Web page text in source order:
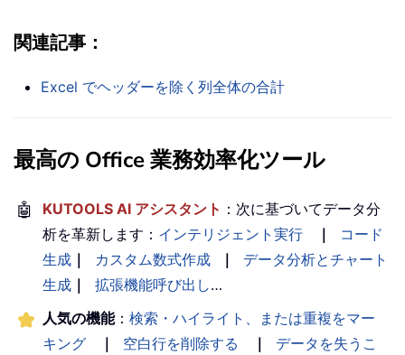
関連記事：
Excel でヘッダーを除く列全体の合計
最高の Office 業務効率化ツール
🤖 KUTOOLS AI アシスタント ：次に基づいてデータ分
析を革新します： インテリジェント実行 ｜
コード
生成 ｜ カスタム数式作成 ｜
データ分析とチャート
生成 ｜ 拡張機能呼び出し…
人気の機能： 検索・ハイライト、または重複をマー
キング
｜ 空白行を削除する ｜
データを失うこ